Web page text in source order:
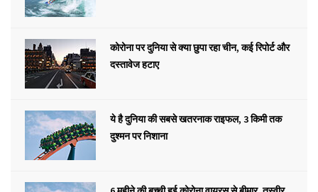
कोरोना पर दुनिया से क्या छुपा रहा चीन, कई रिपोर्ट और
दस्तावेज हटाए
ये है दुनिया की सबसे खतरनाक राइफल, 3 किमी तक
दुश्मन पर निशाना